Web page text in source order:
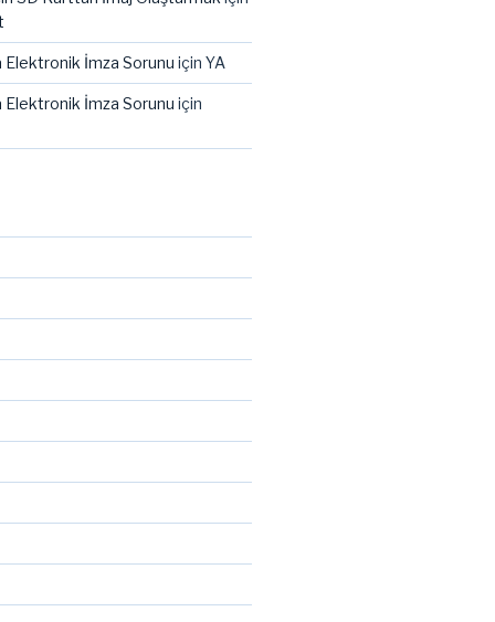
Elektronik İmza Sorunu için YA
Elektronik İmza Sorunu için